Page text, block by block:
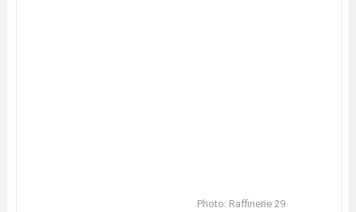
Photo: Raffinerie 29